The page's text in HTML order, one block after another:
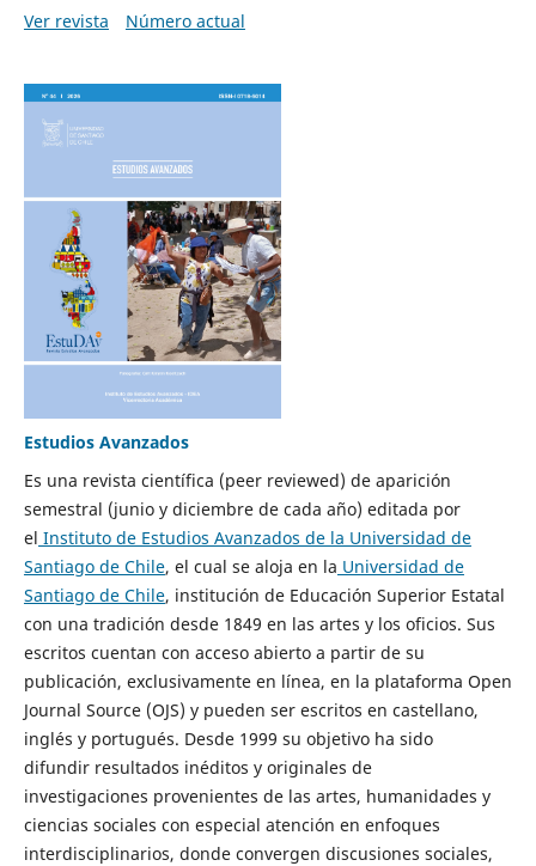
Ver revista
Número actual
Estudios Avanzados
Es una revista científica (peer reviewed) de aparición
semestral (junio y diciembre de cada año) editada por
el Instituto de Estudios Avanzados de la Universidad de
Santiago de Chile, el cual se aloja en la Universidad de
Santiago de Chile, institución de Educación Superior Estatal
con una tradición desde 1849 en las artes y los oficios. Sus
escritos cuentan con acceso abierto a partir de su
publicación, exclusivamente en línea, en la plataforma Open
Journal Source (OJS) y pueden ser escritos en castellano,
inglés y portugués. Desde 1999 su objetivo ha sido
difundir resultados inéditos y originales de
investigaciones provenientes de las artes, humanidades y
ciencias sociales con especial atención en enfoques
interdisciplinarios, donde convergen discusiones sociales,